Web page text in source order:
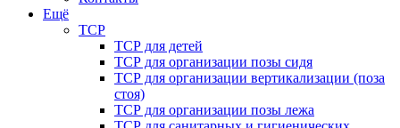
Ещё
ТСР
ТСР для детей
ТСР для организации позы сидя
ТСР для организации вертикализации (поза
стоя)
ТСР для организации позы лежа